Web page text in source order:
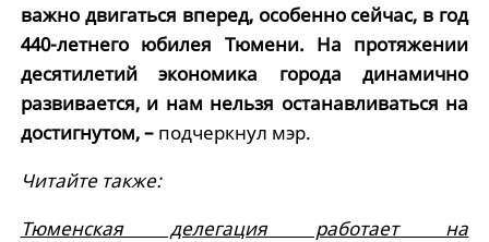
важно двигаться вперед, особенно сейчас, в год
440-летнего юбилея Тюмени. На протяжении
десятилетий экономика города динамично
развивается, и нам нельзя останавливаться на
достигнутом, –подчеркнул мэр.
Читайте также:
Тюменская делегация работает на